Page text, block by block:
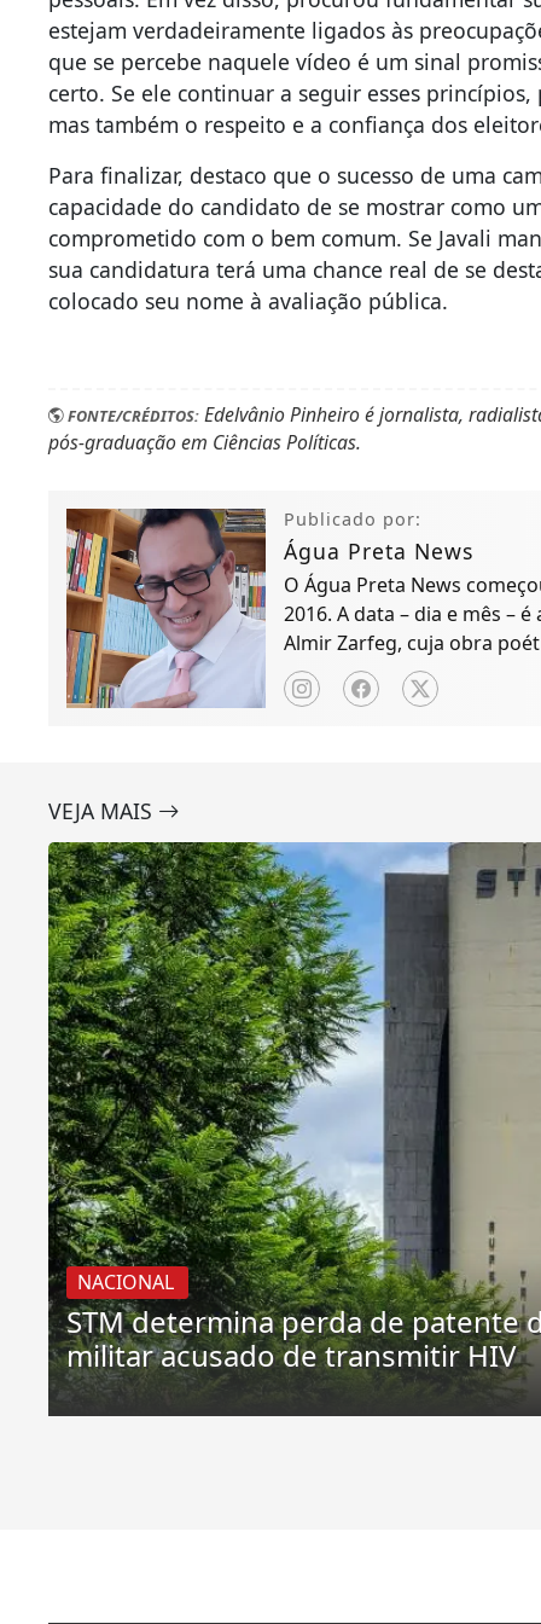
estejam verdadeiramente ligados às
que se percebe naquele vídeo é um sinal
certo. Se ele continuar a seguir esses
mas também o respeito e a confiança dos
Para finalizar, destaco que o sucesso de uma
capacidade do candidato de se mostrar como
comprometido com o bem comum. Se Javali
sua candidatura terá uma chance real de se
colocado seu nome à avaliação pública.
FONTE/CRÉDITOS: Edelvânio Pinheiro é jornalista,
pós-graduação em Ciências Políticas.
Publicado por:
Água Preta News
O Água Preta News
2016. A data – dia e mês –
Almir Zarfeg, cuja obra
de notícias e
VEJA MAIS
NACIONAL
STM determina perda de patente
militar acusado de transmitir HIV